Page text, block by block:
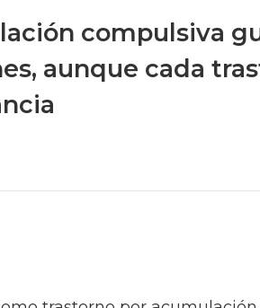
compulsiva
aunque cada